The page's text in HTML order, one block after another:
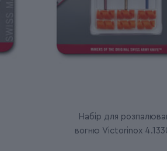
Набір для
вогню Victorinox